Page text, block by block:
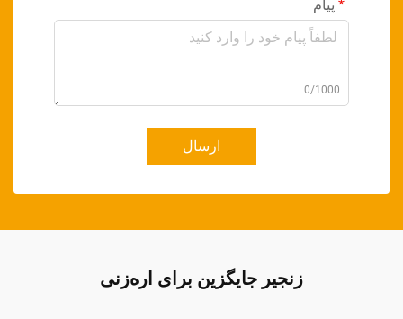
پیام
0/1000
ارسال
زنجیر جایگزین برای اره‌زنی